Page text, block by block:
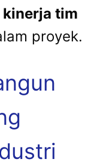
kinerja tim
proyek.